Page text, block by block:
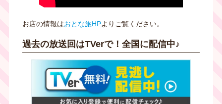
お店の情報はおとな旅HPよりご覧ください。
過去の放送回はTVerで！全国に配信中♪